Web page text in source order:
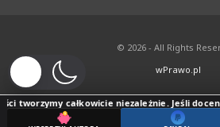
© 2026 - All Rights
wPrawo.pl
tworzymy całkowicie niezależnie. Jeśli